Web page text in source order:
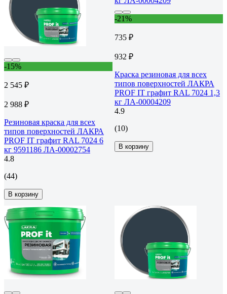
-15%
2 545 ₽
2 988 ₽
Резиновая краска для всех
типов поверхностей ЛАКРА
PROF IT графит RAL 7024 6
кг 9591186 ЛА-00002754
4.8
(44)
В корзину
-21%
735 ₽
932 ₽
Краска резиновая для всех
типов поверхностей ЛАКРА
PROF IT графит RAL 7024 1,3
кг ЛА-00004209
4.9
(10)
В корзину